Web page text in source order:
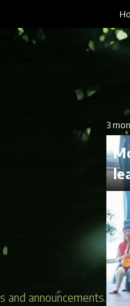
and announcements.
3